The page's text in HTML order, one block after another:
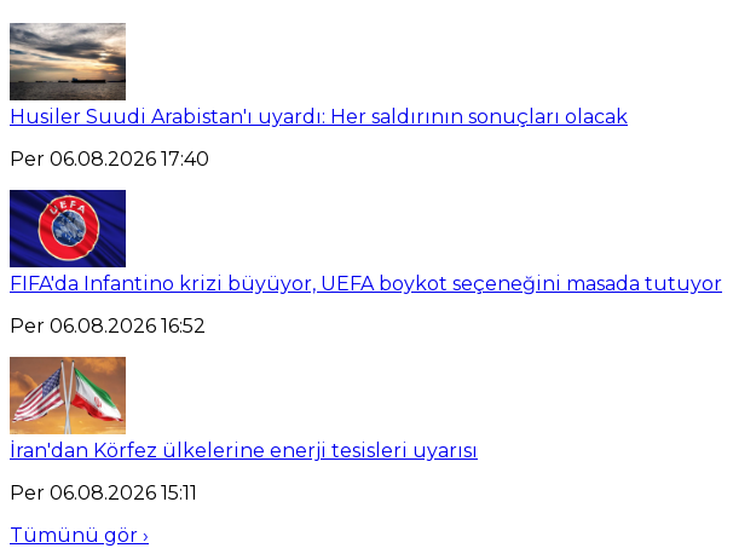
Husiler Suudi Arabistan'ı uyardı: Her saldırının sonuçları olacak
Per 06.08.2026 17:40
FIFA'da Infantino krizi büyüyor, UEFA boykot seçeneğini masada tutuyor
Per 06.08.2026 16:52
İran'dan Körfez ülkelerine enerji tesisleri uyarısı
Per 06.08.2026 15:11
Tümünü gör ›